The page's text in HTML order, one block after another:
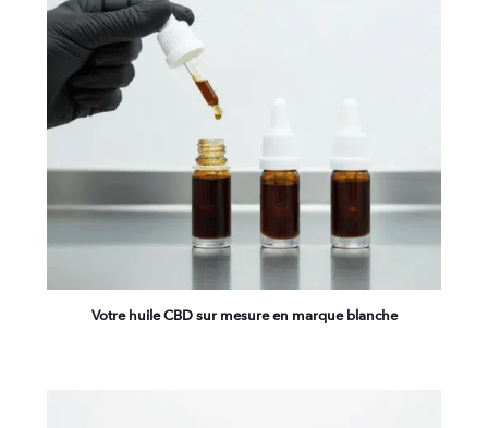
Votre huile CBD sur mesure en marque blanche